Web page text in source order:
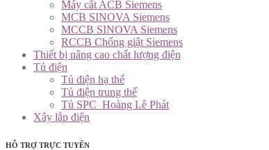
Máy cắt ACB Siemens
MCB SINOVA Siemens
MCCB SINOVA Siemens
RCCB Chống giật Siemens
Thiết bị nâng cao chất lượng điện
Tủ điện
Tủ điện hạ thế
Tủ điện trung thế
Tủ SPC_Hoàng Lê Phát
Xây lắp điện
HỖ TRỢ TRỰC TUYẾN